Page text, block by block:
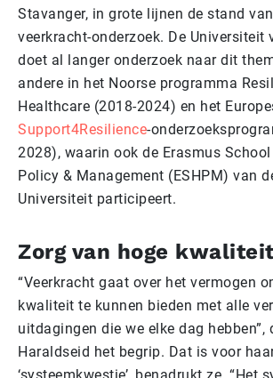
Stavanger, in grote lijnen de stand
veerkracht-onderzoek. De Universiteit
doet al langer onderzoek naar dit
andere in het Noorse programma
Healthcare (2018-2024) en het
Support4Resilience-
2028), waarin ook de Erasmus
Policy & Management (ESHPM) van
Universiteit participeert.
Zorg van hoge kwaliteit
“Veerkracht gaat over het vermogen
kwaliteit te kunnen bieden met alle
uitdagingen die we elke dag hebben”,
Haraldseid het begrip. Dat is voor
‘systeemkwestie’, benadrukt ze. “Het